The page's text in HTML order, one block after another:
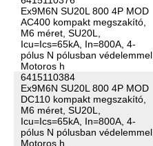
Ex9M6N SU20L 800 4P MOD
AC400 kompakt megszakító,
M6 méret, SU20L,
Icu=Ics=65kA, In=800A, 4-
pólus N pólusban védelemmel,
Motoros h
6415110384
Ex9M6N SU20L 800 4P MOD
DC110 kompakt megszakító,
M6 méret, SU20L,
Icu=Ics=65kA, In=800A, 4-
pólus N pólusban védelemmel,
Motoros h